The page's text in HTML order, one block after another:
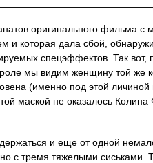
оригинального фильма с
и которая дала сбой,
спецэффектов. Так вот,
мы видим женщину той же
(именно под этой личиной
маской не оказалось Колина
и еще от одной
с тремя тяжелыми сиськами.